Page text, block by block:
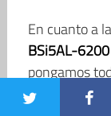
En cuanto a
BSi5AL-6200
pongamos
temperatura